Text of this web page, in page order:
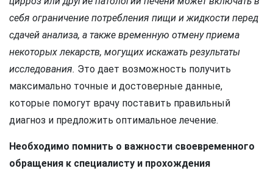
себя ограничение потребления пищи и жидкости перед
сдачей анализа, а также временную отмену приема
некоторых лекарств, могущих искажать результаты
исследования. Это дает возможность получить
максимально точные и достоверные данные,
которые помогут врачу поставить правильный
диагноз и предложить оптимальное лечение.
Необходимо помнить о важности своевременного
обращения к специалисту и прохождения